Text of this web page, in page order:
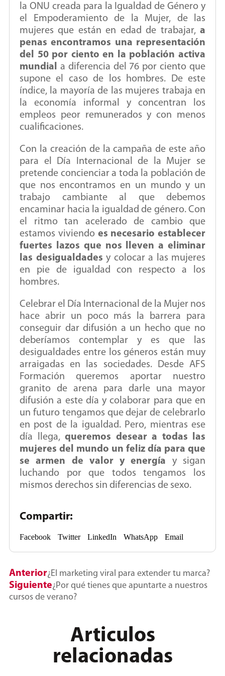
la ONU creada para la Igualdad de Género y
el Empoderamiento de la Mujer, de las
mujeres que están en edad de trabajar, a
penas encontramos una representación
del 50 por ciento en la población activa
mundial
a diferencia del 76 por ciento que
supone el caso de los hombres. De este
índice, la mayoría de las mujeres trabaja en
la economía informal y concentran los
empleos peor remunerados y con menos
cualificaciones.
Con la creación de la campaña de este año
para el Día Internacional de la Mujer se
pretende concienciar a toda la población de
que nos encontramos en un mundo y un
trabajo cambiante al que debemos
encaminar hacia la igualdad de género. Con
el ritmo tan acelerado de cambio que
estamos viviendo es necesario establecer
fuertes lazos que nos lleven a eliminar
las desigualdades y colocar a las mujeres
en pie de igualdad con respecto a los
hombres.
Celebrar el Día Internacional de la Mujer nos
hace abrir un poco más la barrera para
conseguir dar difusión a un hecho que no
deberíamos contemplar y es que las
desigualdades entre los géneros están muy
arraigadas en las sociedades. Desde AFS
Formación queremos aportar nuestro
granito de arena para darle una mayor
difusión a este día y colaborar para que en
un futuro tengamos que dejar de celebrarlo
en post de la igualdad. Pero, mientras ese
día llega, queremos desear a todas las
mujeres del mundo un feliz día para que
se armen de valor y energía y sigan
luchando por que todos tengamos los
mismos derechos sin diferencias de sexo.
Compartir:
Facebook Twitter LinkedIn WhatsApp Email
Anterior¿El marketing viral para extender tu marca?
Siguiente¿Por qué tienes que apuntarte a nuestros
cursos de verano?
Articulos
relacionadas